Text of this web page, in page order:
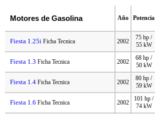
Motores de Gasolina Año Potencia
Fiesta 1.25i Ficha Tecnica 2002
75 hp /
55 kW
Fiesta 1.3 Ficha Tecnica 2002
68 hp /
50 kW
Fiesta 1.4 Ficha Tecnica 2002
80 hp /
59 kW
Fiesta 1.6 Ficha Tecnica 2002
101 hp /
74 kW